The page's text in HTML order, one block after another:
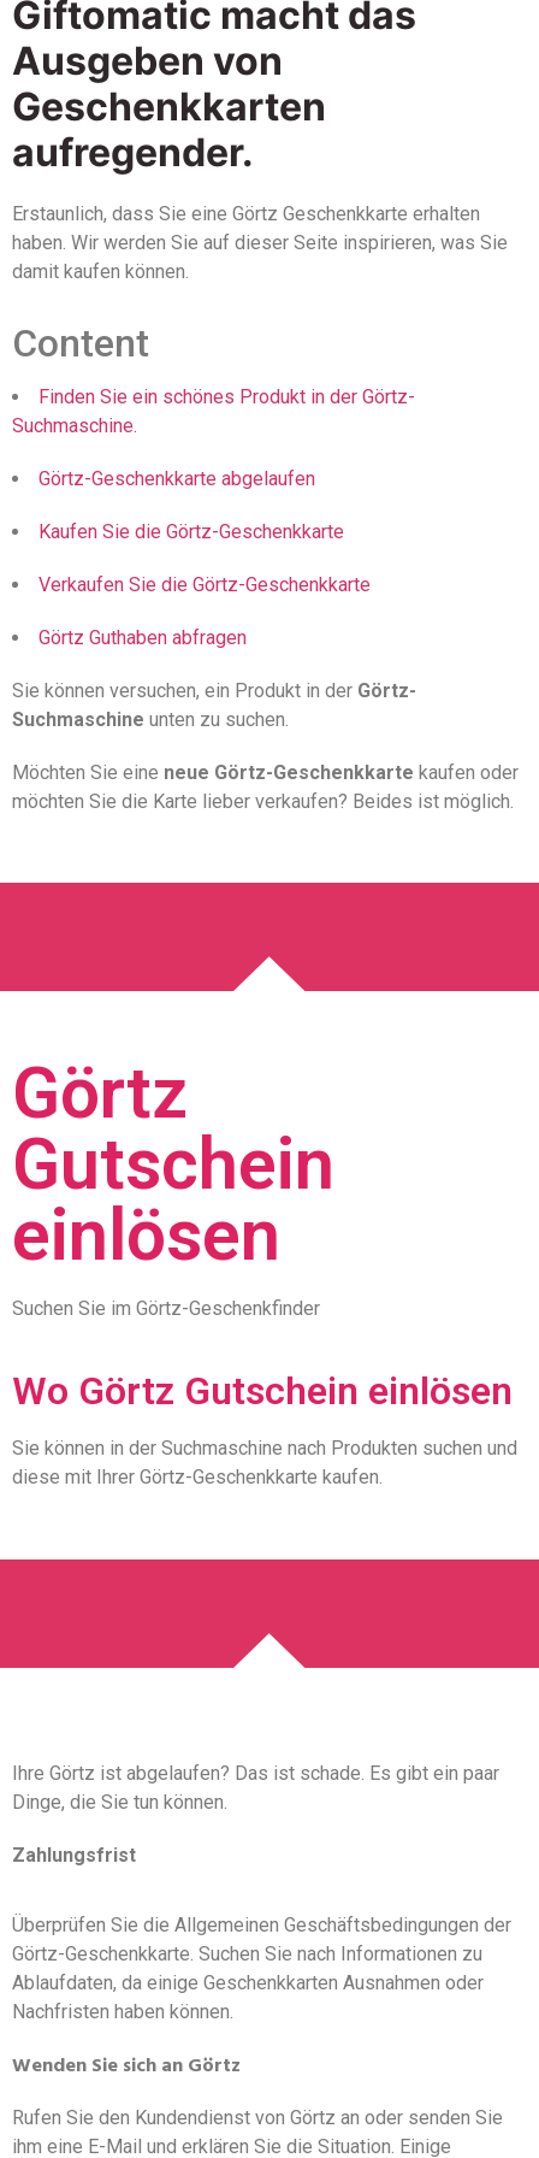
Giftomatic macht das
Ausgeben von
Geschenkkarten
aufregender.
Erstaunlich, dass Sie eine Görtz Geschenkkarte erhalten
haben. Wir werden Sie auf dieser Seite inspirieren, was Sie
damit kaufen können.
Content
Finden Sie ein schönes Produkt in der Görtz-
Suchmaschine.
Görtz-Geschenkkarte abgelaufen
Kaufen Sie die Görtz-Geschenkkarte
Verkaufen Sie die Görtz-Geschenkkarte
Görtz Guthaben abfragen
Sie können versuchen, ein Produkt in der Görtz-
Suchmaschine unten zu suchen.
Möchten Sie eine neue Görtz-Geschenkkarte kaufen oder
möchten Sie die Karte lieber verkaufen? Beides ist möglich.
Görtz
Gutschein
einlösen
Suchen Sie im Görtz-Geschenkfinder
Wo Görtz Gutschein einlösen
Sie können in der Suchmaschine nach Produkten suchen und
diese mit Ihrer Görtz-Geschenkkarte kaufen.
Ihre Görtz ist abgelaufen? Das ist schade. Es gibt ein paar
Dinge, die Sie tun können.
Zahlungsfrist
Überprüfen Sie die Allgemeinen Geschäftsbedingungen der
Görtz-Geschenkkarte. Suchen Sie nach Informationen zu
Ablaufdaten, da einige Geschenkkarten Ausnahmen oder
Nachfristen haben können.
Wenden Sie sich an Görtz
Rufen Sie den Kundendienst von Görtz an oder senden Sie
ihm eine E-Mail und erklären Sie die Situation. Einige